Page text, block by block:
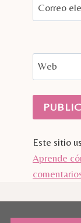
Correo
Web
Este sitio
Aprende